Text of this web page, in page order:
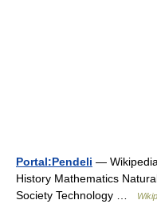
Portal:Pendeli —
History Mathematics
Society Technology …